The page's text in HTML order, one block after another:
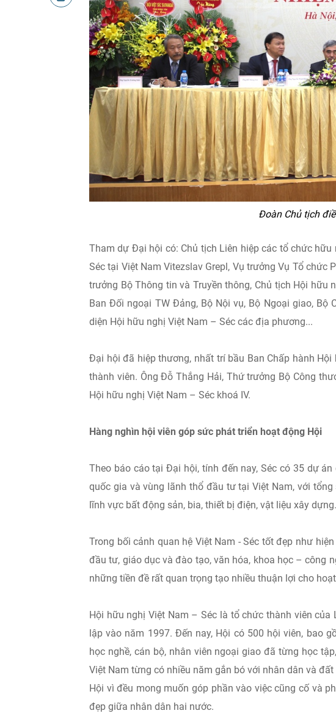
Đoàn Chủ tịch
Tham dự Đại hội có: Chủ tịch Liên hiệp các tổ chức
Séc tại Việt Nam Vitezslav Grepl, Vụ trưởng Vụ Tổ chức
trưởng Bộ Thông tin và Truyền thông, Chủ tịch Hội hữu
Ban Đối ngoại TW Đảng, Bộ Nội vụ, Bộ Ngoại giao,
diện Hội hữu nghị Việt Nam – Séc các địa phương...
Đại hội đã hiệp thương, nhất trí bầu Ban Chấp hành
thành viên. Ông Đỗ Thắng Hải, Thứ trưởng Bộ Công
Hội hữu nghị Việt Nam – Séc khoá IV.
Hàng nghìn hội viên góp sức phát triển hoạt động Hội
Theo báo cáo tại Đại hội, tính đến nay, Séc có 35 dự
quốc gia và vùng lãnh thổ đầu tư tại Việt Nam, với
lĩnh vực bất động sản, bia, thiết bị điện, vật liệu xây
Trong bối cảnh quan hệ Việt Nam - Séc tốt đẹp như
đầu tư, giáo dục và đào tạo, văn hóa, khoa học – công
những tiền đề rất quan trọng tạo nhiều thuận lợi cho
Hội hữu nghị Việt Nam – Séc là tổ chức thành viên
lập vào năm 1997. Đến nay, Hội có 500 hội viên, bao
học nghề, cán bộ, nhân viên ngoại giao đã từng học
Việt Nam từng có nhiều năm gắn bó với nhân dân và
Hội vì đều mong muốn góp phần vào việc cũng cố và
đẹp giữa nhân dân hai nước.